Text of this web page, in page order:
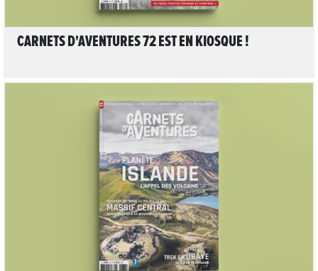
CARNETS D'AVENTURES 72 EST EN KIOSQUE !
LIRE L'ARTICLE